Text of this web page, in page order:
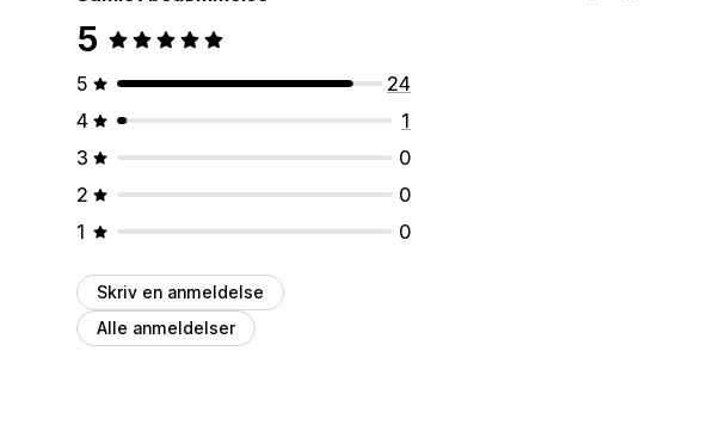
5
5
24
4
1
3
0
2
0
1
0
Skriv en anmeldelse
Alle anmeldelser